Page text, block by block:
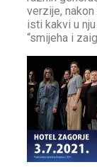
verzije,
isti kakvi u
“smijeha i